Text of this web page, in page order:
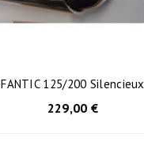
FANTIC 125/200 Silencieux
229,00 €